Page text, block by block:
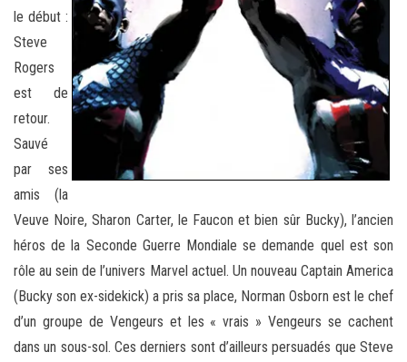
le début :
Steve
Rogers
est de
retour.
Sauvé
par ses
amis (la
Veuve Noire, Sharon Carter, le Faucon et bien sûr Bucky), l’ancien
héros de la Seconde Guerre Mondiale se demande quel est son
rôle au sein de l’univers Marvel actuel. Un nouveau Captain America
(Bucky son ex-sidekick) a pris sa place, Norman Osborn est le chef
d’un groupe de Vengeurs et les « vrais » Vengeurs se cachent
dans un sous-sol. Ces derniers sont d’ailleurs persuadés que Steve